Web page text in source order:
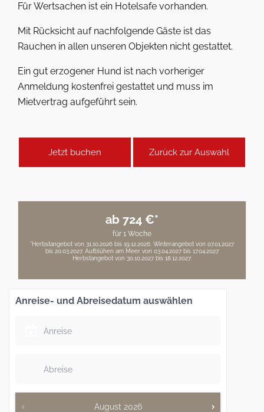
Für Wertsachen ist ein Hotelsafe vorhanden.
Mit Rücksicht auf nachfolgende Gäste ist das
Rauchen in allen unseren Objekten nicht gestattet.
Ein gut erzogener Hund ist nach vorheriger
Anmeldung kostenfrei gestattet und muss im
Mietvertrag aufgeführt sein.
Jetzt buchen Zurück zur Auswahl
ab 724 €*
für 1 Woche
*Herbstangebot von 31.10.2026 bis 19.12.2026. Winterangebot von 07.01.2027
bis 20.03.2027. Aufblühen am Meer von 03.04.2027 bis 17.04.2027.
Herbstangebot von 30.10.2027 bis 18.12.2027.
Anreise- und Abreisedatum auswählen
August 2026